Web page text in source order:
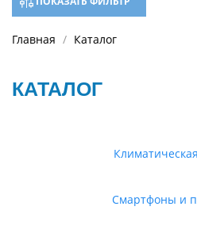
Главная Каталог
КАТАЛОГ
Смартфоны и